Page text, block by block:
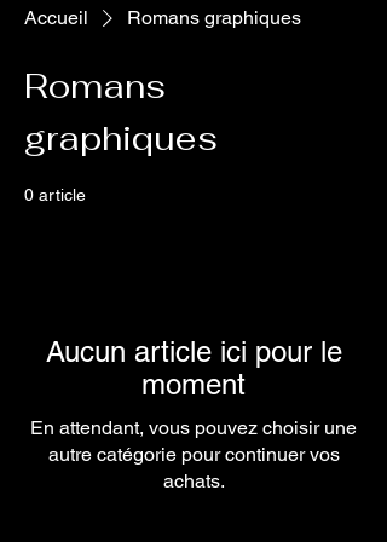
Accueil Romans graphiques
Romans
graphiques
0 article
Aucun article ici pour le
moment
En attendant, vous pouvez choisir une
autre catégorie pour continuer vos
achats.